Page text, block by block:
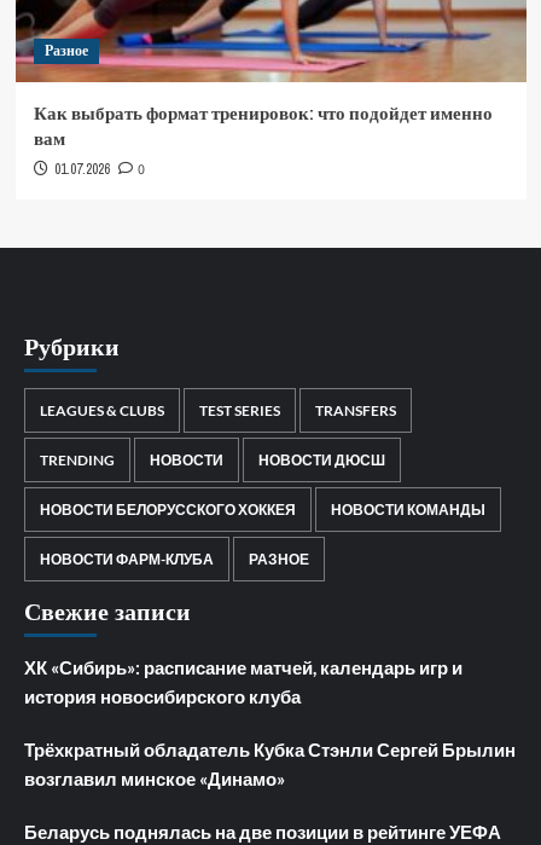
Разное
Как выбрать формат тренировок: что подойдет именно
вам
01.07.2026 0
Рубрики
LEAGUES & CLUBS TEST SERIES TRANSFERS
TRENDING НОВОСТИ НОВОСТИ ДЮСШ
НОВОСТИ БЕЛОРУССКОГО ХОККЕЯ НОВОСТИ КОМАНДЫ
НОВОСТИ ФАРМ-КЛУБА РАЗНОЕ
Свежие записи
ХК «Сибирь»: расписание матчей, календарь игр и
история новосибирского клуба
Трёхкратный обладатель Кубка Стэнли Сергей Брылин
возглавил минское «Динамо»
Беларусь поднялась на две позиции в рейтинге УЕФА